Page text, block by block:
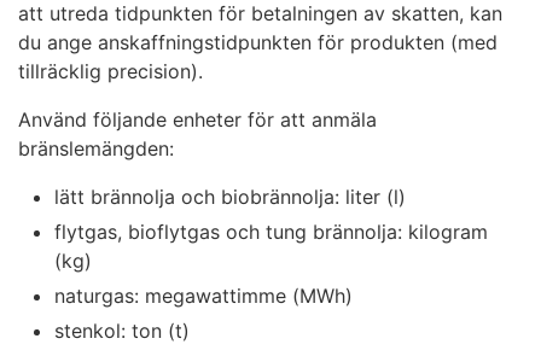
att utreda tidpunkten för betalningen av skatten, kan
du ange anskaffningstidpunkten för produkten (med
tillräcklig precision).
Använd följande enheter för att anmäla
bränslemängden:
lätt brännolja och biobrännolja: liter (l)
flytgas, bioflytgas och tung brännolja: kilogram
(kg)
naturgas: megawattimme (MWh)
stenkol: ton (t)